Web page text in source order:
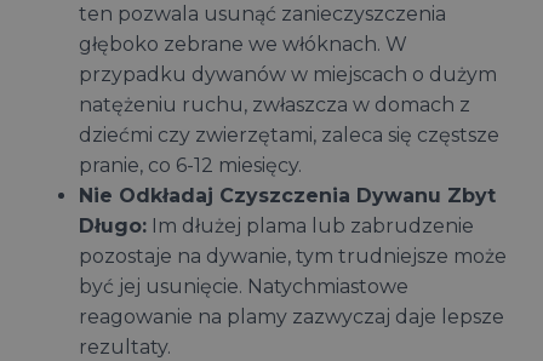
ten pozwala usunąć zanieczyszczenia
głęboko zebrane we włóknach. W
przypadku dywanów w miejscach o dużym
natężeniu ruchu, zwłaszcza w domach z
dziećmi czy zwierzętami, zaleca się częstsze
pranie, co 6-12 miesięcy.
Nie Odkładaj Czyszczenia Dywanu Zbyt
Długo: Im dłużej plama lub zabrudzenie
pozostaje na dywanie, tym trudniejsze może
być jej usunięcie. Natychmiastowe
reagowanie na plamy zazwyczaj daje lepsze
rezultaty.